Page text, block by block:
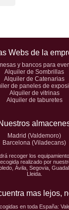
Webs de la
y bancos para
Alquiler de Sombrillas
Alquiler de Catenarias
de paneles de
Alquiler de vitrinas
Alquiler de taburetes
Madrid (Valdemoro)
Barcelona (Viladecans)
recoger los
realizado por
Ávila, Segovia,
Lleida.
mas lejos,
en toda España: